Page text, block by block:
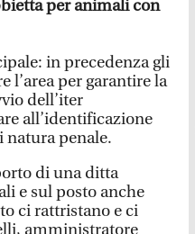
per animali con
in precedenza gli
l’area per garantire la
dell’iter
all’identificazione
natura penale.
di una ditta
e sul posto anche
ci rattristano e ci
amministratore